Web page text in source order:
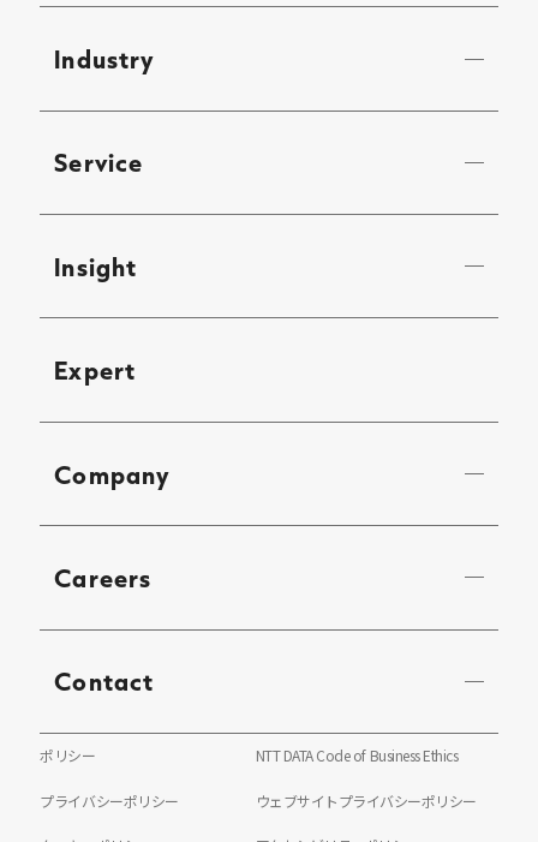
Industry
Service
Insight
Expert
Company
Careers
Contact
ポリシー NTT DATA Code of Business Ethics
プライバシーポリシー ウェブサイトプライバシーポリシー